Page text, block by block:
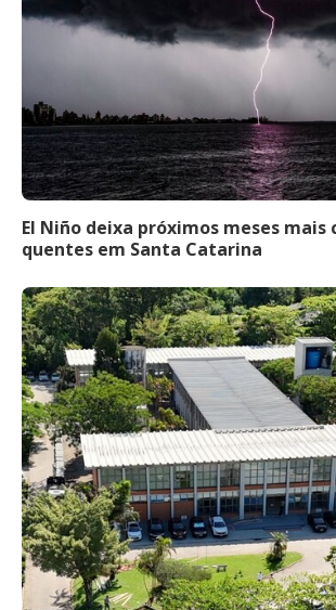
El Niño deixa próximos meses mais
quentes em Santa Catarina